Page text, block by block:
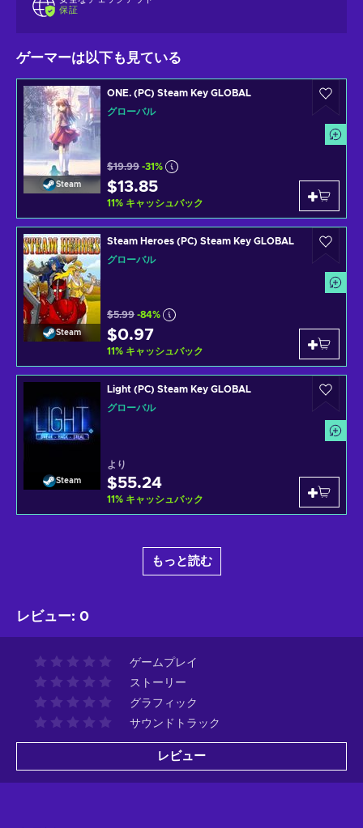
保証
ゲーマーは以下も見ている
Steam
ONE. (PC) Steam Key GLOBAL
グローバル
$19.99 -31%
$13.85
11% キャッシュバック
Steam
Steam Heroes (PC) Steam Key GLOBAL
グローバル
$5.99 -84%
$0.97
11% キャッシュバック
Steam
Light (PC) Steam Key GLOBAL
グローバル
より
$55.24
11% キャッシュバック
もっと読む
レビュー: 0
ゲームプレイ
ストーリー
グラフィック
サウンドトラック
レビュー